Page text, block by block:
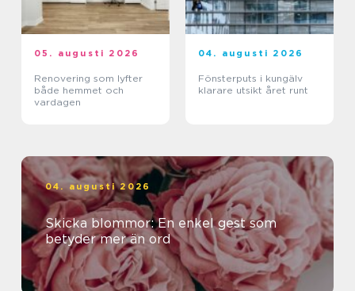
05. augusti 2026
Renovering som lyfter
både hemmet och
vardagen
04. augusti 2026
Fönsterputs i kungälv
klarare utsikt året runt
04. augusti 2026
Skicka blommor: En enkel gest som
betyder mer än ord